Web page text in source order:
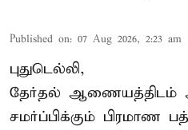
Published on: 07 Aug 2026, 2:23 am
புதுடெல்லி,
தேர்தல் ஆணையத்திடம்
சமர்ப்பிக்கும் பிரமாண